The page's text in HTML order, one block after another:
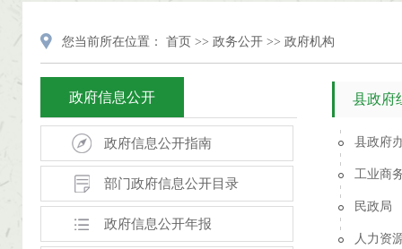
您当前所在位置： 首页 >> 政务公开 >> 政府机构
政府信息公开
政府信息公开指南
部门政府信息公开目录
政府信息公开年报
县政府
县政府
工业商
民政局
人力资